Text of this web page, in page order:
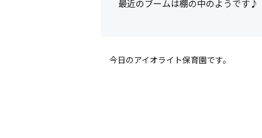
最近のブームは棚の中のようです♪
今日のアイオライト保育園です。